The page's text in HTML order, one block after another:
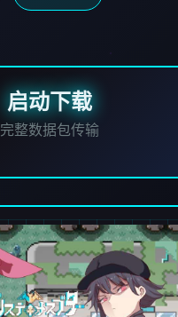
启动下载
完整数据包传输